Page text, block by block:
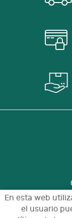
En esta web
el usuario